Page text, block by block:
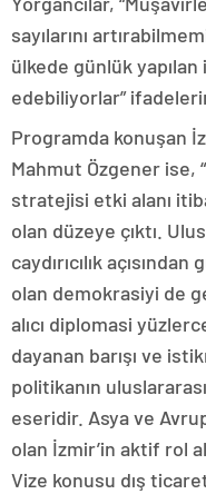
sayılarını
ülkede günlük
edebiliyorlar”
Programda konuşan
Mahmut Özgener ise,
stratejisi etki alanı
olan düzeye çıktı.
caydırıcılık
olan demokrasiyi de
alıcı diplomasi
dayanan barışı ve
politikanın
eseridir. Asya ve
olan İzmir’in aktif rol
Vize konusu dış